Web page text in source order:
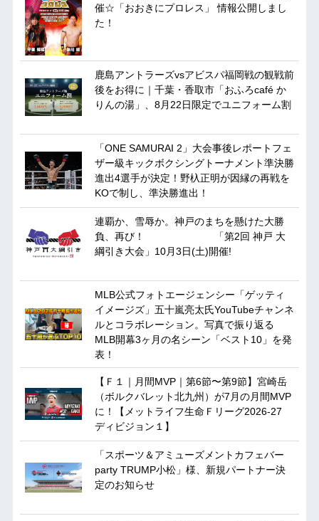
催☆「おおきにプロレス」 情報公開しまし
た！
鹿島アントラーズvsアビスパ福岡戦の観戦前
後をお得に｜千葉・香取市「おふろcafé か
りんの湯」、8月22日限定でユニフォーム割
「ONE SAMURAI 2」大会事後レポートフェ
ザー級キックボクシングトーナメント準決勝
進出4選手が決定！野杁正明が因縁の再戦を
KOで制し、準決勝進出！
連覇か、雪辱か。神戸のまちを懸けた大勝
負、再び！ 「第2回 神戸 大
綱引き大会」10月3日(土)開催!
MLB公式フォトエージェンシー「ゲッティ
イメージズ」五十嵐亮太氏YouTubeチャンネ
ルとコラボレーション。写真で振り返る
MLB開幕3ヶ月の名シーン「ベスト10」を発
表！
【Ｆ１｜月間MVP｜第6節〜第9節】宮崎岳
（ボルクバレット北九州）が7月の月間MVP
に！【メットライフ生命Ｆリーグ2026-27
ディビジョン１】
「スポーツ＆アミューズメントカフェバー
party TRUMP小松」様、新規パートナー決
定のお知らせ